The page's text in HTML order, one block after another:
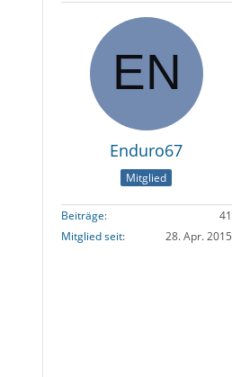
Enduro67
Mitglied
Beiträge
41
Mitglied seit
28. Apr. 2015